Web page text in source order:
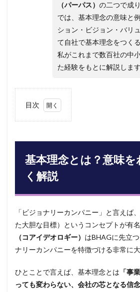
（パーパス） の二つで成
では、基本理念の意味と
ション・ビジョン・バリ
て自社で基本理念をつく
私がこれまで数百社の中
た経験をもとに解説します
目次
は？
意味
をわ
かり
説
2
基本
理念
と経
念・
ショ
基本理念とは？意味
く解説
「ビジョナリーカンパニー」と言えば
た大胆な目標）というコンセプトが有名
（コアイデオロギー） はBHAGに先立
ナリーカンパニーを特徴づける非常に大
ひとことで言えば、基本理念とは 「事
っても変わらない、会社の芯となる信念